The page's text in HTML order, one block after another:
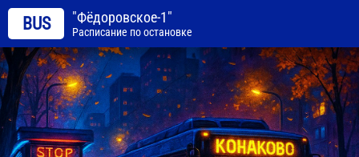
BUS "Фёдоровское-1"
Расписание по остановке